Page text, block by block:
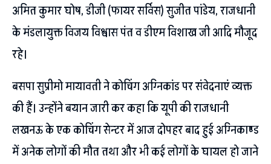
अमित कुमार घोष, डीजी (फायर सर्विस) सुजीत पांडेय, राजधानी
के मंडलायुक्त विजय विश्वास पंत व डीएम विशाख जी आदि मौजूद
रहे।
बसपा सुप्रीमो मायावती ने कोचिंग अग्निकांड पर संवेदनाएं व्यक्त
की हैं। उन्होंने बयान जारी कर कहा कि यूपी की राजधानी
लखनऊ के एक कोचिंग सेन्टर में आज दोपहर बाद हुई अग्निकाण्ड
में अनेक लोगों की मौत तथा और भी कई लोगों के घायल हो जाने